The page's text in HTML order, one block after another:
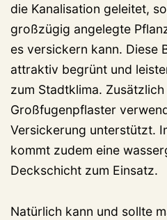
die Kanalisation geleitet,
großzügig angelegte
es versickern kann. Diese
attraktiv begrünt und
zum Stadtklima.
Großfugenpflaster
Versickerung unterstützt.
kommt zudem eine
Deckschicht zum Einsatz.
Natürlich kann und sollte